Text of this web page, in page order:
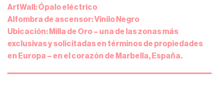
ArtWall: Ópalo eléctrico
Alfombra de ascensor: Vinilo Negro
Ubicación: Milla de Oro – una de las zonas más
exclusivas y solicitadas en términos de propiedades
en Europa – en el corazón de Marbella, España.